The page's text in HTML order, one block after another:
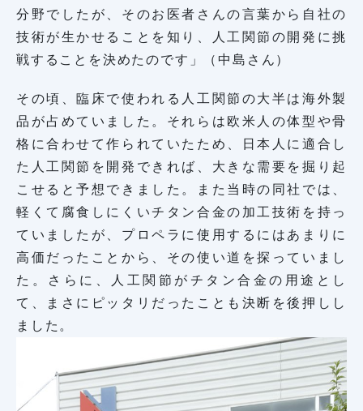
分野でしたが、そのお医者さんの言葉から自社の
技術が生かせることを知り、人工関節の開発に挑
戦することを決めたのです」（中島さん）
その頃、臨床で使われる人工関節の大半は海外製
品が占めていました。それらは欧米人の体型や骨
格に合わせて作られていたため、日本人に適合し
た人工関節を開発できれば、大きな需要を掘り起
こせると予想できました。また当時の同社では、
軽くて腐食しにくいチタン合金の加工技術を持っ
ていましたが、プロペラに使用するにはあまりに
高価だったことから、その使い道を探っていまし
た。さらに、人工関節がチタン合金の用途とし
て、まさにピッタリだったことも決断を後押しし
ました。